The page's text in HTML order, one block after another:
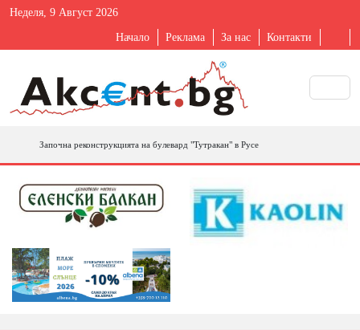
Неделя, 9 Август 2026
Начало Реклама За нас Контакти
Започна реконструкцията на булевард "Тутракан" в Русе